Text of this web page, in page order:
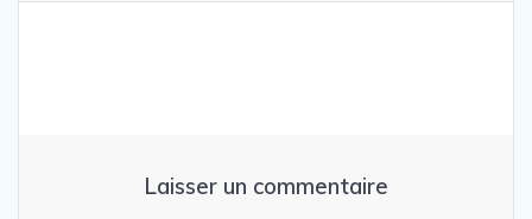
Laisser un commentaire